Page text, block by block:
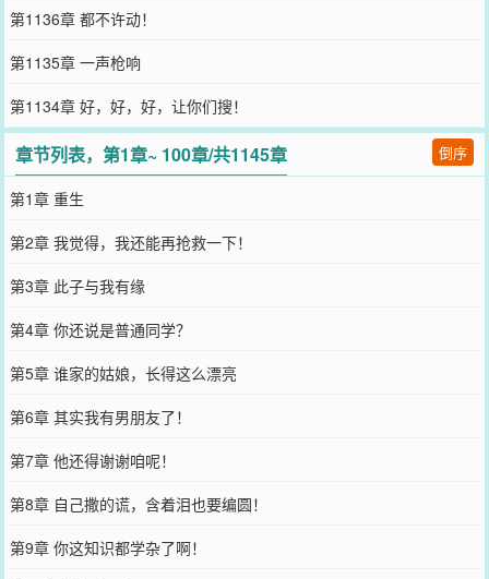
第1136章 都不许动！
第1135章 一声枪响
第1134章 好，好，好，让你们搜！
章节列表，第1章~ 100章/共1145章 倒序
第1章 重生
第2章 我觉得，我还能再抢救一下！
第3章 此子与我有缘
第4章 你还说是普通同学？
第5章 谁家的姑娘，长得这么漂亮
第6章 其实我有男朋友了！
第7章 他还得谢谢咱呢！
第8章 自己撒的谎，含着泪也要编圆！
第9章 你这知识都学杂了啊！